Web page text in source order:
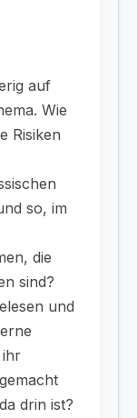
auf
Wie
Risiken
so, im
die
sind?
und
ihr
drin ist?